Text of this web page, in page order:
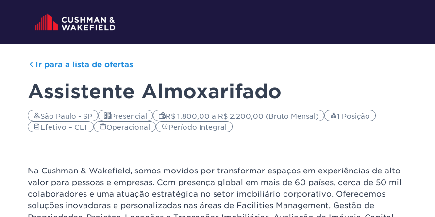
Ir para a lista de ofertas
Assistente Almoxarifado
São Paulo - SP Presencial R$ 1.800,00 a R$ 2.200,00 (Bruto Mensal)
1 Posição
Efetivo – CLT
Operacional Período Integral
Na Cushman & Wakefield, somos movidos por transformar espaços em experiências de alto
valor para pessoas e empresas. Com presença global em mais de 60 países, cerca de 50 mil
colaboradores e uma atuação estratégica no setor imobiliário corporativo. Oferecemos
soluções inovadoras e personalizadas nas áreas de Facilities Management, Gestão de